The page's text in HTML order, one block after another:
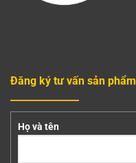
Đăng ký tư vấn sản phẩm
Họ và tên